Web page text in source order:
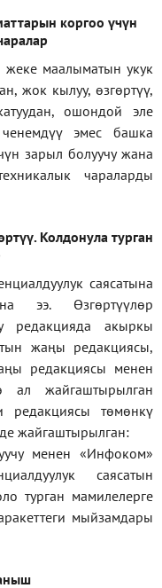
коргоо үчүн
маалыматын укук
жок кылуу, өзгөртүү,
ошондой эле
эмес башка
зарыл болуучу жана
чараларды
. Колдонула турган
саясатына
ээ. Өзгөртүүлөр
редакцияда акыркы
жаңы редакциясы,
редакциясы менен
ал жайгаштырылган
редакциясы төмөнкү
жайгаштырылган:
менен «Инфоком»
саясатын
турган мамилелерге
мыйзамдары